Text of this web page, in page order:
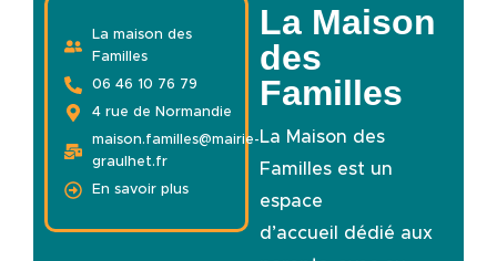
La maison des
Familles
06 46 10 76 79
4 rue de Normandie
maison.familles@mairie-
graulhet.fr
En savoir plus
La Maison
des
Familles
La Maison des
Familles est un
espace
d’accueil dédié aux